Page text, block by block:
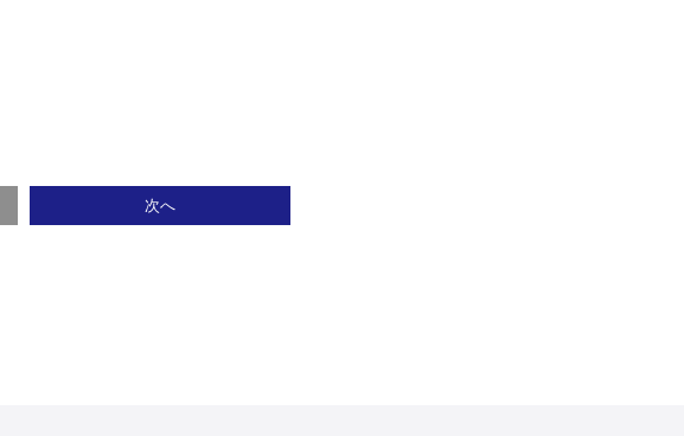
次へ